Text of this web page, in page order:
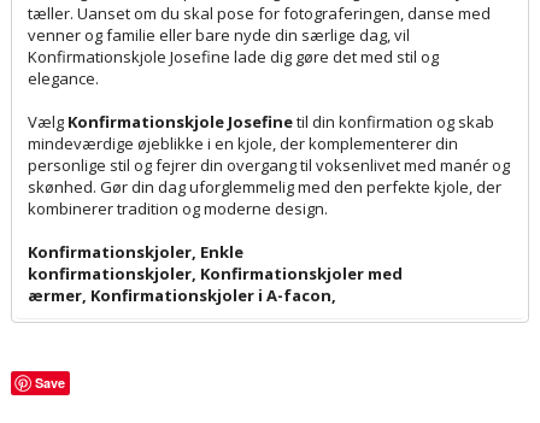
tæller. Uanset om du skal pose for fotograferingen, danse med
venner og familie eller bare nyde din særlige dag, vil
Konfirmationskjole Josefine lade dig gøre det med stil og
elegance.
Vælg Konfirmationskjole Josefinetil din konfirmation og skab
mindeværdige øjeblikke i en kjole, der komplementerer din
personlige stil og fejrer din overgang til voksenlivet med manér og
skønhed. Gør din dag uforglemmelig med den perfekte kjole, der
kombinerer tradition og moderne design.
Konfirmationskjoler, Enkle
konfirmationskjoler, Konfirmationskjoler med
ærmer, Konfirmationskjoler i A-facon
Save